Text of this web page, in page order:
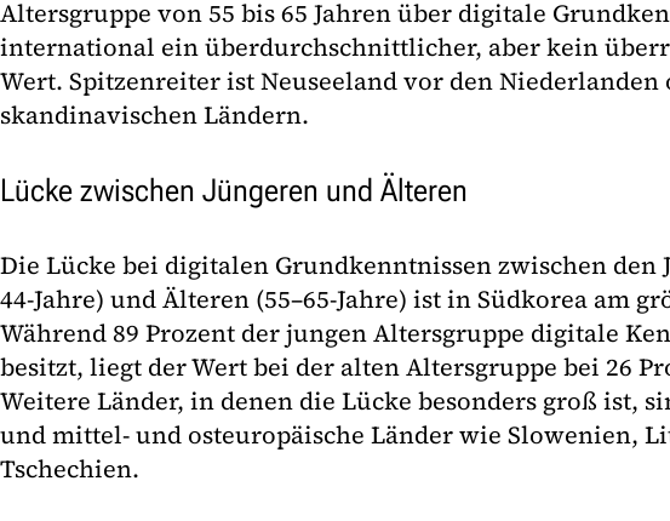
Altersgruppe von 55 bis 65 Jahren über digitale
international ein überdurchschnittlicher, aber kein
Wert. Spitzenreiter ist Neuseeland vor den Niederlanden
skandinavischen Ländern.
Lücke zwischen Jüngeren und Älteren
Die Lücke bei digitalen Grundkenntnissen zwischen den
44-Jahre) und Älteren (55–65-Jahre) ist in Südkorea am
Während 89 Prozent der jungen Altersgruppe digitale
besitzt, liegt der Wert bei der alten Altersgruppe bei 26
Weitere Länder, in denen die Lücke besonders groß ist,
und mittel- und osteuropäische Länder wie Slowenien,
Tschechien.